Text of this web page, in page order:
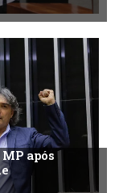
após